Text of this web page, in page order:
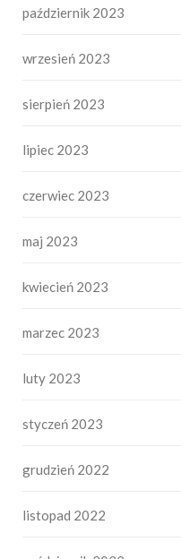
październik 2023
wrzesień 2023
sierpień 2023
lipiec 2023
czerwiec 2023
maj 2023
kwiecień 2023
marzec 2023
luty 2023
styczeń 2023
grudzień 2022
listopad 2022